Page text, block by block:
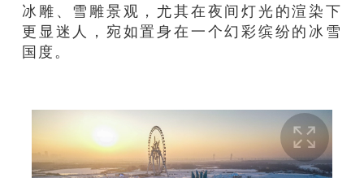
冰雕、雪雕景观，尤其在夜间灯光的渲染下
更显迷人，宛如置身在一个幻彩缤纷的冰雪
国度。